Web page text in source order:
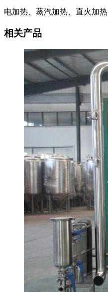
电加热、蒸汽加热、直火加热
相关产品